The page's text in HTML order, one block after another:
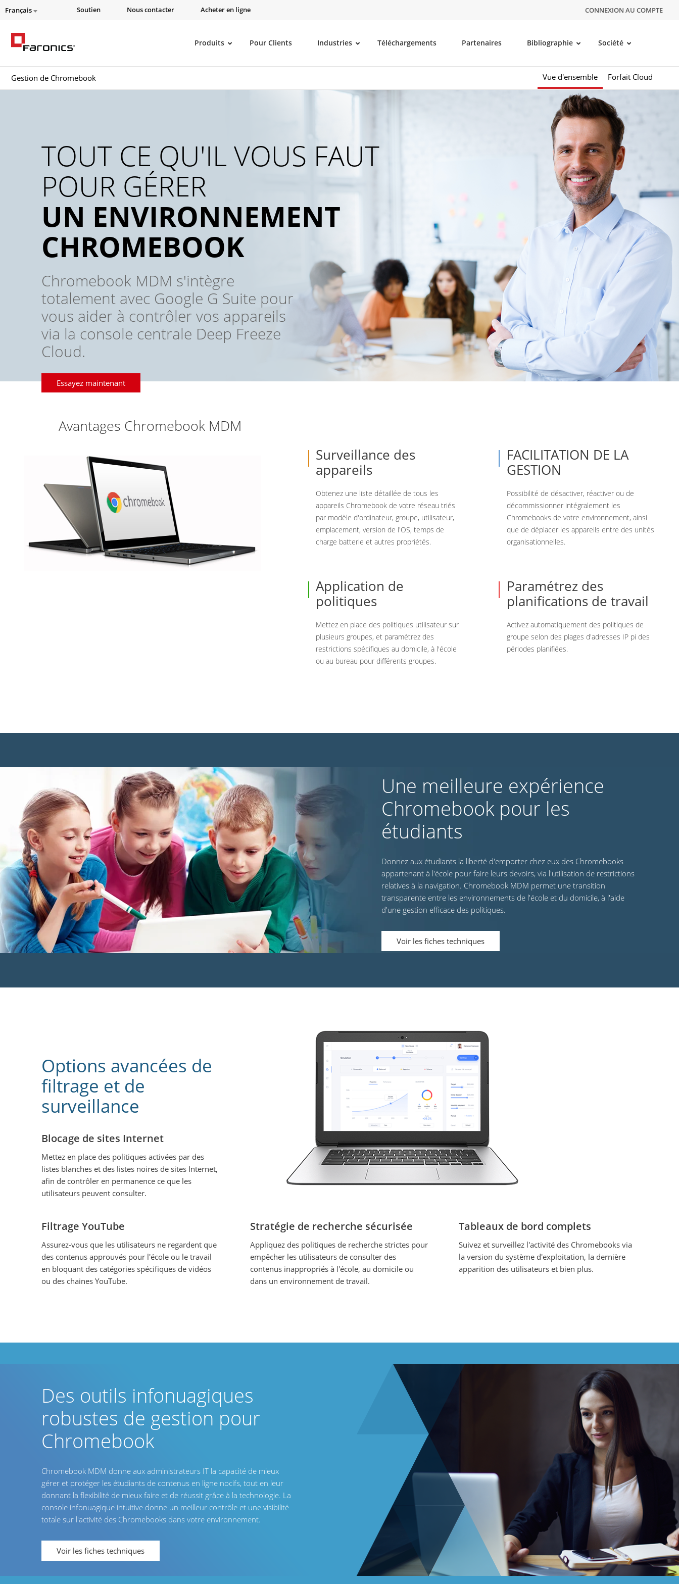
Français Soutien Nous contacter Acheter en ligne CONNEXION AU COMPTE
Produits Pour Clients Industries Téléchargements Partenaires Bibliographie Société
Gestion de Chromebook Vue d'ensemble Forfait Cloud
TOUT CE QU'IL VOUS FAUT
POUR GÉRER
UN ENVIRONNEMENT
CHROMEBOOK
Chromebook MDM s'intègre
totalement avec Google G Suite pour
vous aider à contrôler vos appareils
via la console centrale Deep Freeze
Cloud.
Essayez maintenant
Avantages Chromebook MDM
Surveillance des
appareils
Obtenez une liste détaillée de tous les
appareils Chromebook de votre réseau triés
par modèle d'ordinateur, groupe, utilisateur,
emplacement, version de l'OS, temps de
charge batterie et autres propriétés.
FACILITATION DE LA
GESTION
Possibilité de désactiver, réactiver ou de
décommissionner intégralement les
Chromebooks de votre environnement, ainsi
que de déplacer les appareils entre des unités
organisationnelles.
Application de
politiques
Mettez en place des politiques utilisateur sur
plusieurs groupes, et paramétrez des
restrictions spécifiques au domicile, à l'école
ou au bureau pour différents groupes.
Paramétrez des
planifications de travail
Activez automatiquement des politiques de
groupe selon des plages d'adresses IP pi des
périodes planifiées.
Une meilleure expérience
Chromebook pour les
étudiants
Donnez aux étudiants la liberté d'emporter chez eux des Chromebooks
appartenant à l'école pour faire leurs devoirs, via l'utilisation de restrictions
relatives à la navigation. Chromebook MDM permet une transition
transparente entre les environnements de l'école et du domicile, à l'aide
d'une gestion efficace des politiques.
Voir les fiches techniques
Options avancées de
filtrage et de
surveillance
Blocage de sites Internet
Mettez en place des politiques activées par des
listes blanches et des listes noires de sites Internet,
afin de contrôler en permanence ce que les
utilisateurs peuvent consulter.
Filtrage YouTube
Assurez-vous que les utilisateurs ne regardent que
des contenus approuvés pour l'école ou le travail
en bloquant des catégories spécifiques de vidéos
ou des chaines YouTube.
Stratégie de recherche sécurisée
Appliquez des politiques de recherche strictes pour
empêcher les utilisateurs de consulter des
contenus inappropriés à l'école, au domicile ou
dans un environnement de travail.
Tableaux de bord complets
Suivez et surveillez l'activité des Chromebooks via
la version du système d'exploitation, la dernière
apparition des utilisateurs et bien plus.
Des outils infonuagiques
robustes de gestion pour
Chromebook
Chromebook MDM donne aux administrateurs IT la capacité de mieux
gérer et protéger les étudiants de contenus en ligne nocifs, tout en leur
donnant la flexibilité de mieux faire et de réussit grâce à la technologie. La
console infonuagique intuitive donne un meilleur contrôle et une visibilité
totale sur l'activité des Chromebooks dans votre environnement.
Voir les fiches techniques